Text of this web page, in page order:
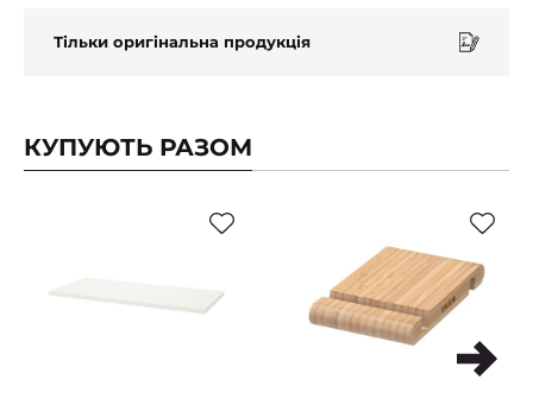
Тільки оригінальна продукція
КУПУЮТЬ РАЗОМ